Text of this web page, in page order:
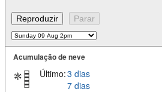
Acumulação de neve
Último:3 dias
7 dias